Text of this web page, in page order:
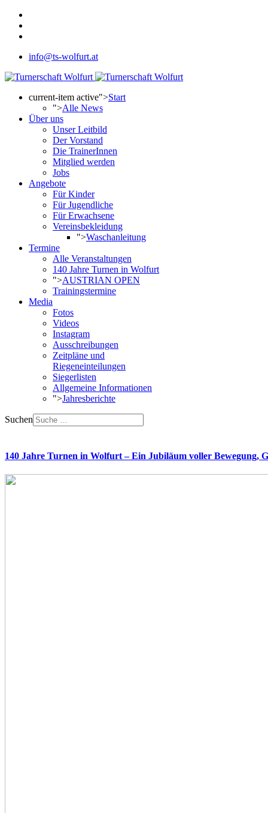
info@ts-wolfurt.at
current-item active">Start
">Alle News
Über uns
Unser Leitbild
Der Vorstand
Die TrainerInnen
Mitglied werden
Jobs
Angebote
Für Kinder
Für Jugendliche
Für Erwachsene
Vereinsbekleidung
">Waschanleitung
Termine
Alle Veranstaltungen
140 Jahre Turnen in Wolfurt
">AUSTRIAN OPEN
Trainingstermine
Media
Fotos
Videos
Instagram
Ausschreibungen
Zeitpläne und
Riegeneinteilungen
Siegerlisten
Allgemeine Informationen
">Jahresberichte
Suchen
140 Jahre Turnen in Wolfurt – Ein Jubiläum voller Bewegung,